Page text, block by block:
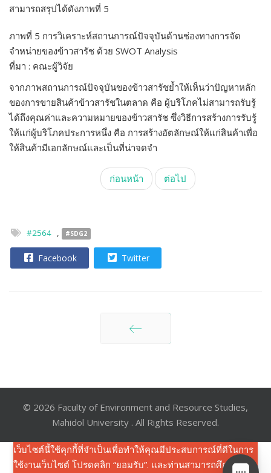
สามารถสรุปได้ดังภาพที่ 5
ภาพที่ 5 การวิเคราะห์สถานการณ์ปัจจุบันด้านช่องทางการจัด
จำหน่ายของข้าวสารัช ด้วย SWOT Analysis
ที่มา : คณะผู้วิจัย
จากภาพสถานการณ์ปัจจุบันของข้าวสารัชย้ำให้เห็นว่าปัญหาหลัก
ของการขายสินค้าข้าวสารัชในตลาด คือ ผู้บริโภคไม่สามารถรับรู้
ได้ถึงคุณค่าและความหมายของข้าวสารัช ซึ่งวิธีการสร้างการรับรู้
ให้แก่ผู้บริโภคประการหนึ่ง คือ การสร้างอัตลักษณ์ให้แก่สินค้าเพื่อ
ให้สินค้ามีเอกลักษณ์และเป็นที่น่าจดจำ
ก่อนหน้า ต่อไป
#2564 , #SDG2
Facebook Twitter
© 2026 Faculty of Environment and Resource Studies,
Mahidol University . All Rights Reserved.
เว็บไซต์นี้ใช้คุกกี้ที่จำเป็นเพื่อทำให้คุณมีประสบการณ์ที่ดีในการ
ใช้งานเว็บไซต์ โปรดคลิก “ยอมรับ”. และท่านสามารถศึกษาราย